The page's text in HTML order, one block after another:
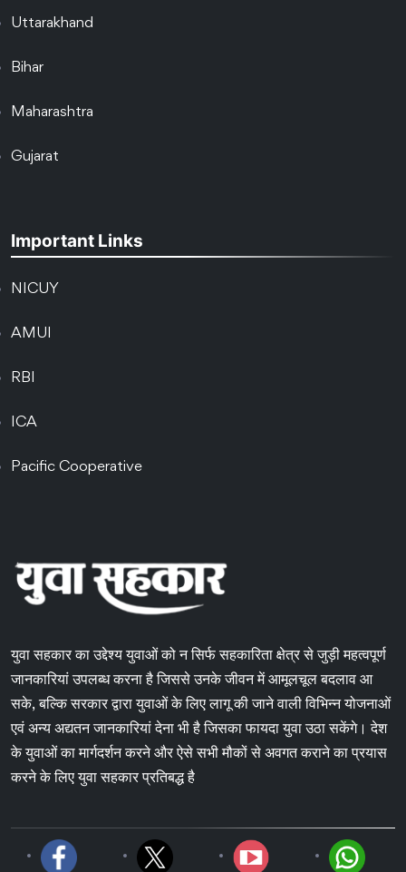
Uttarakhand
Bihar
Maharashtra
Gujarat
Important Links
NICUY
AMUI
RBI
ICA
Pacific Cooperative
युवा सहकार का उद्देश्य युवाओं को न सिर्फ सहकारिता क्षेत्र से जुड़ी महत्वपूर्ण
जानकारियां उपलब्ध करना है जिससे उनके जीवन में आमूलचूल बदलाव आ
सके, बल्कि सरकार द्वारा युवाओं के लिए लागू की जाने वाली विभिन्न योजनाओं
एवं अन्य अद्यतन जानकारियां देना भी है जिसका फायदा युवा उठा सकेंगे। देश
के युवाओं का मार्गदर्शन करने और ऐसे सभी मौकों से अवगत कराने का प्रयास
करने के लिए युवा सहकार प्रतिबद्ध है